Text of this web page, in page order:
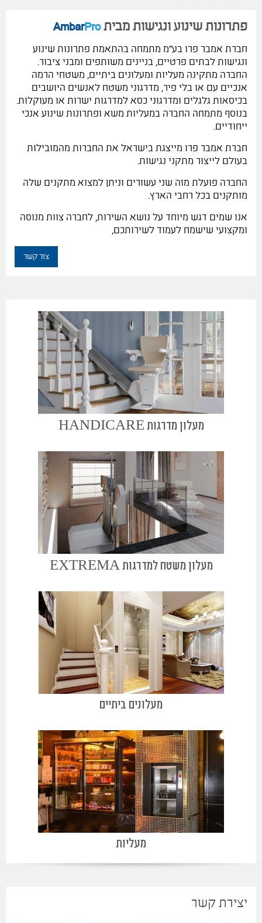
פתרונות שינוע ונגישות מבית AmbarPro
חברת אמבר פרו בע"מ מתמחה בהתאמת פתרונות שינוע
ונגישות לבתים פרטיים, בניינים משותפים ומבני ציבור.
החברה מתקינה מעליות ומעלונים ביתיים, משטחי הרמה
אנכיים עם או בלי פיר, מדרגוני משטח לאנשים היושבים
בכיסאות גלגלים ומדרגוני כסא למדרגות ישרות או מעוקלות.
בנוסף מתמחה החברה במעליות משא ופתרונות שינוע אנכי
ייחודיים.
חברת אמבר פרו מייצגת בישראל את החברות מהמובילות
בעולם לייצור מתקני נגישות.
החברה פועלת מזה שני עשורים וניתן למצוא מתקנים שלה
מותקנים בכל רחבי הארץ.
אנו שמים דגש מיוחד על נושא השירות, לחברה צוות מנוסה
ומקצועי שישמח לעמוד לשירותכם,
צור קשר
מעלון מדרגות HANDICARE
מעלון משטח למדרגות EXTREMA
מעלונים ביתיים
מעליות
יצירת קשר